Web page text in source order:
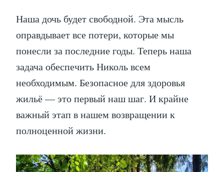
Наша дочь будет свободной. Эта мысль
оправдывает все потери, которые мы
понесли за последние годы. Теперь наша
задача обеспечить Николь всем
необходимым. Безопасное для здоровья
жильё — это первый наш шаг. И крайне
важный этап в нашем возвращении к
полноценной жизни.